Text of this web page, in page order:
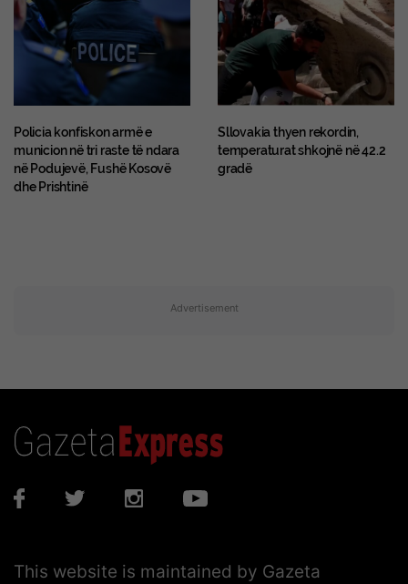
Policia konfiskon armë e
municion në tri raste të ndara
në Podujevë, Fushë Kosovë
dhe Prishtinë
Sllovakia thyen rekordin,
temperaturat shkojnë në 42.2
gradë
Advertisement
This website is maintained by Gazeta